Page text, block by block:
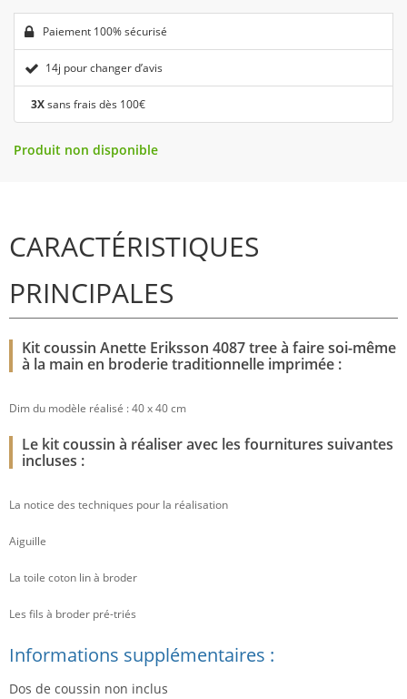
Paiement 100% sécurisé
14j pour changer d’avis
3Xsans frais dès 100€
Produit non disponible
CARACTÉRISTIQUES
PRINCIPALES
Kit coussin Anette Eriksson 4087 tree à faire soi-même
à la main en broderie traditionnelle imprimée :
Dim du modèle réalisé : 40 x 40 cm
Le kit coussin à réaliser avec les fournitures suivantes
incluses :
La notice des techniques pour la réalisation
Aiguille
La toile coton lin à broder
Les fils à broder pré-triés
Informations supplémentaires :
Dos de coussin non inclus